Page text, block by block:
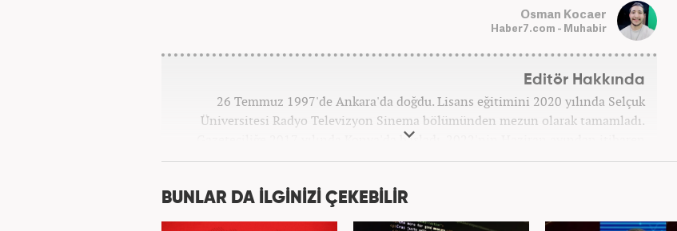
Osman Kocaer
Haber7.com - Muhabir
Editör Hakkında
26 Temmuz 1997'de Ankara'da doğdu. Lisans eğitimini 2020 yılında Selçuk
Üniversitesi Radyo Televizyon Sinema bölümünden mezun olarak tamamladı.
Gazeteciliğe 2017 yılında Konya'da başladı. 2022'nin Haziran ayından itibaren
Haber7.com'da mesleki hayatına devam etmektedir.
BUNLAR DA İLGİNİZİ ÇEKEBİLİR